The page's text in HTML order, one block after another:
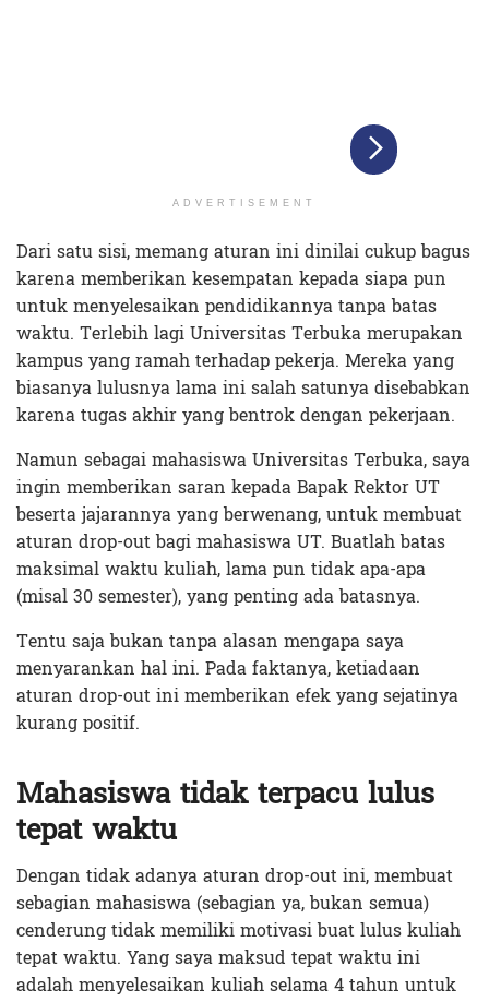
ADVERTISEMENT
Dari satu sisi, memang aturan ini dinilai cukup bagus
karena memberikan kesempatan kepada siapa pun
untuk menyelesaikan pendidikannya tanpa batas
waktu. Terlebih lagi Universitas Terbuka merupakan
kampus yang ramah terhadap pekerja. Mereka yang
biasanya lulusnya lama ini salah satunya disebabkan
karena tugas akhir yang bentrok dengan pekerjaan.
Namun sebagai mahasiswa Universitas Terbuka, saya
ingin memberikan saran kepada Bapak Rektor UT
beserta jajarannya yang berwenang, untuk membuat
aturan drop-out bagi mahasiswa UT. Buatlah batas
maksimal waktu kuliah, lama pun tidak apa-apa
(misal 30 semester), yang penting ada batasnya.
Tentu saja bukan tanpa alasan mengapa saya
menyarankan hal ini. Pada faktanya, ketiadaan
aturan drop-out ini memberikan efek yang sejatinya
kurang positif.
Mahasiswa tidak terpacu lulus
tepat waktu
Dengan tidak adanya aturan drop-out ini, membuat
sebagian mahasiswa (sebagian ya, bukan semua)
cenderung tidak memiliki motivasi buat lulus kuliah
tepat waktu. Yang saya maksud tepat waktu ini
adalah menyelesaikan kuliah selama 4 tahun untuk